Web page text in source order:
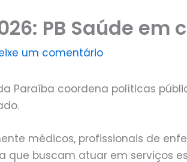
PB Saúde
um comentário
Paraíba coordena políticas
médicos, profissionais de
buscam atuar em serviços